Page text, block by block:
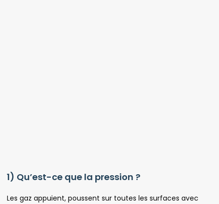
1) Qu’est-ce que la pression ?
Les gaz appuient, poussent sur toutes les surfaces avec